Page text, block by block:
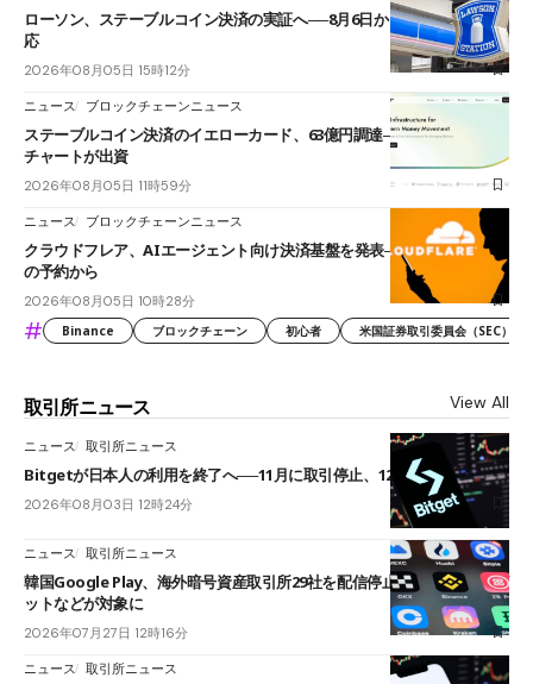
ローソン、ステーブルコイン決済の実証へ──8月6日からJPYCやUSDC対
応
2026年08月05日 15時12分
ニュース ブロックチェーンニュース
ステーブルコイン決済のイエローカード、63億円調達──ソニーやスタン
チャートが出資
2026年08月05日 11時59分
ニュース ブロックチェーンニュース
クラウドフレア、AIエージェント向け決済基盤を発表──まずハンドル名
の予約から
2026年08月05日 10時28分
# Binance ブロックチェーン 初心者 米国証券取引委員会（SEC）
取引所ニュース View All
ニュース 取引所ニュース
Bitgetが日本人の利用を終了へ──11月に取引停止、12月末に強制決済
2026年08月03日 12時24分
ニュース 取引所ニュース
韓国Google Play、海外暗号資産取引所29社を配信停止──OKXやバイビ
ットなどが対象に
2026年07月27日 12時16分
ニュース 取引所ニュース